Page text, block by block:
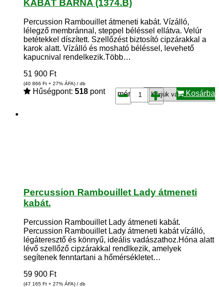
KABÁT BARNA (1374.B)
Percussion Rambouillet átmeneti kabát. Vízálló,
lélegző membránnal, steppel béléssel ellátva. Velúr
betétekkel díszített. Szellőzést biztosító cipzárakkal a
karok alatt. Vízálló és mosható béléssel, levehető
kapucnival rendelkezik.Több…
51 900 Ft
(40 866 Ft + 27% ÁFA) / db
Hűségpont: 518 pont méret*: Kosárba
Percussion Rambouillet Lady átmeneti
kabát.
Percussion Rambouillet Lady átmeneti kabát.
Percussion Rambouillet Lady átmeneti kabát vízálló,
légáteresztő és könnyű, ideális vadászathoz.Hóna alatt
lévő szellőző cipzárakkal rendlkezik, amelyek
segítenek fenntartani a hőmérsékletet…
59 900 Ft
(47 165 Ft + 27% ÁFA) / db